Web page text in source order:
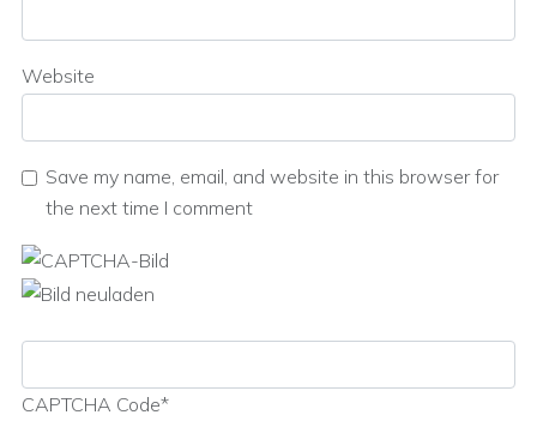
Website
Save my name, email, and website in this browser for
the next time I comment
CAPTCHA Code*